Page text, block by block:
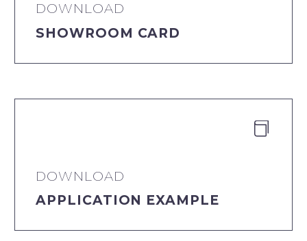
DOWNLOAD
SHOWROOM CARD


DOWNLOAD
APPLICATION EXAMPLE